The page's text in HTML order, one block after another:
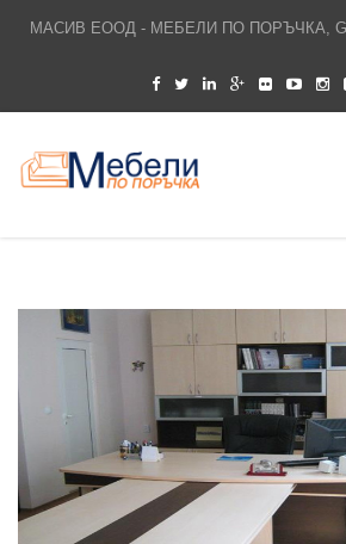
МАСИВ ЕООД - МЕБЕЛИ ПО ПОРЪЧКА,